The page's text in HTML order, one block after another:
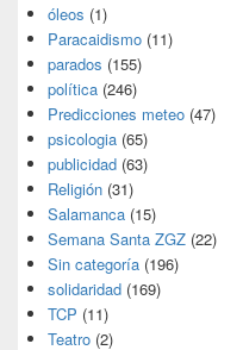
óleos (1)
Paracaidismo (11)
parados (155)
política (246)
Predicciones meteo (47)
psicologia (65)
publicidad (63)
Religión (31)
Salamanca (15)
Semana Santa ZGZ (22)
Sin categoría (196)
solidaridad (169)
TCP (11)
Teatro (2)